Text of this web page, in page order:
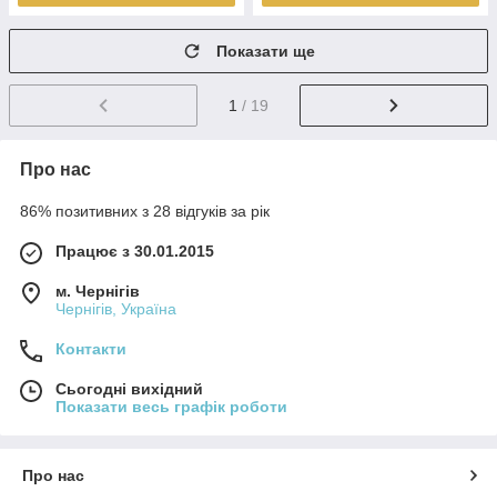
Показати ще
1 / 19
Про нас
86% позитивних з 28 відгуків за рік
Працює з 30.01.2015
м. Чернігів
Чернігів, Україна
Контакти
Сьогодні вихідний
Показати весь графік роботи
Про нас